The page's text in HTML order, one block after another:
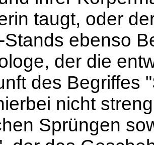
taugt, oder
Stands ebenso
der die
des Begriffes
nicht
Sprüngen